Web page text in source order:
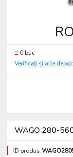
0 buc
Verificați și alte
WAGO 280-
ID produs: